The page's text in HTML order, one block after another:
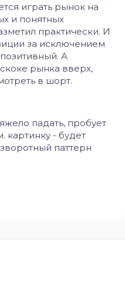
играть рынок на
и понятных
практически. И
за исключением
А
рынка вверх,
в шорт.
падать, пробует
картинку - будет
паттерн